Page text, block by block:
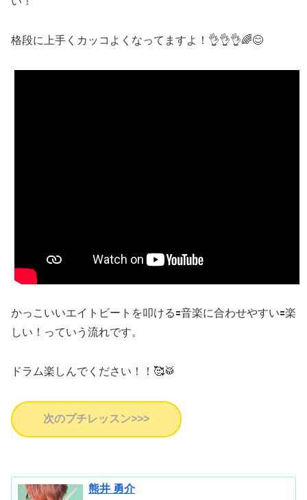
格段に上手くカッコよくなってますよ！👌👌👌🌈😊
かっこいいエイトビートを叩ける🟰音楽に合わせやすい🟰楽
しい！っていう流れです。
ドラム楽しんでください！！🥰🥁
次のプチレッスン>>>
熊井 勇介